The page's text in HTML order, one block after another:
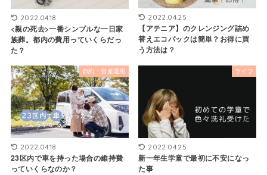
2022.04.18
<親の死去>一番シンプルな一日家
族葬。都内の費用っていくらだっ
た？
2022.04.25
【アテニア】のクレンジング詰め
替えエコパックは簡単？お得に買
う方法は？
節約・資産運用
2022.04.18
23区内で車を持った場合の維持費
っていくらなのか？
ライフ
2022.04.25
新一年生学童で最初に不安になっ
た事